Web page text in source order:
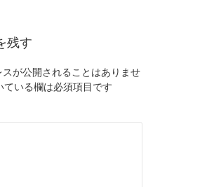
残す
スが公開されることはありませ
ている欄は必須項目です